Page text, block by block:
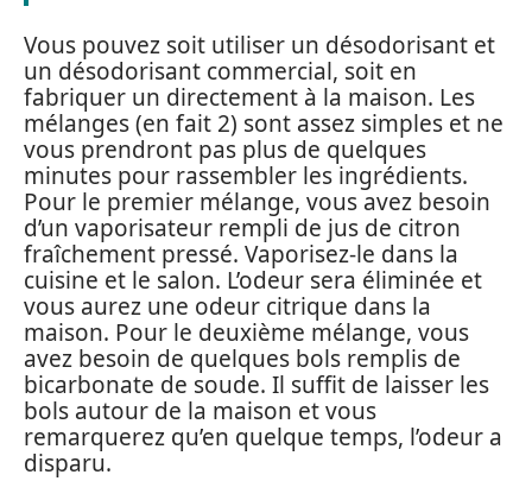
Vous pouvez soit utiliser un désodorisant et
un désodorisant commercial, soit en
fabriquer un directement à la maison. Les
mélanges (en fait 2) sont assez simples et ne
vous prendront pas plus de quelques
minutes pour rassembler les ingrédients.
Pour le premier mélange, vous avez besoin
d’un vaporisateur rempli de jus de citron
fraîchement pressé. Vaporisez-le dans la
cuisine et le salon. L’odeur sera éliminée et
vous aurez une odeur citrique dans la
maison. Pour le deuxième mélange, vous
avez besoin de quelques bols remplis de
bicarbonate de soude. Il suffit de laisser les
bols autour de la maison et vous
remarquerez qu’en quelque temps, l’odeur a
disparu.